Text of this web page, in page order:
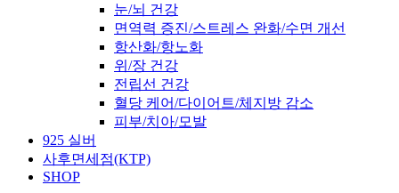
눈/뇌 건강
면역력 증진/스트레스 완화/수면 개선
항산화/항노화
위/장 건강
전립선 건강
혈당 케어/다이어트/체지방 감소
피부/치아/모발
925 실버
사후면세점(KTP)
SHOP